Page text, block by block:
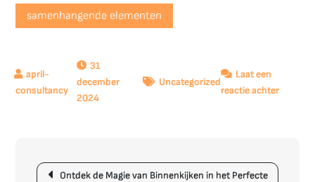
samenhangende elementen
31
december
2024
Uncategorized
Laat een
reactie achterop
Berichtnavigatie
Ontdek de Magie van Binnenkijken in het Perfecte